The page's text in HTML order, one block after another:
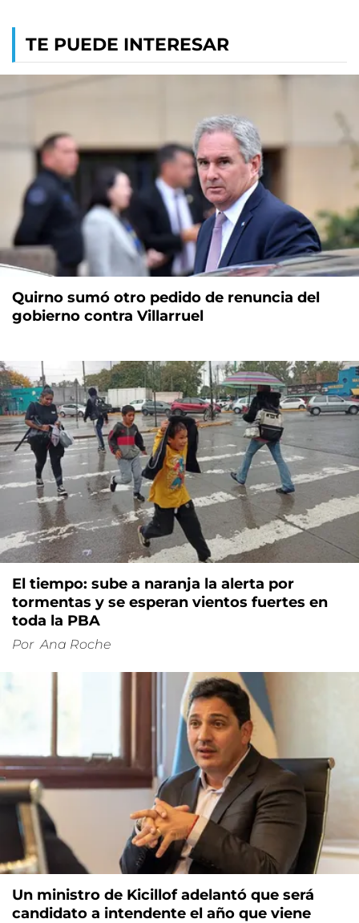
TE PUEDE INTERESAR
Quirno sumó otro pedido de renuncia del
gobierno contra Villarruel
El tiempo: sube a naranja la alerta por
tormentas y se esperan vientos fuertes en
toda la PBA
Por Ana Roche
Un ministro de Kicillof adelantó que será
candidato a intendente el año que viene